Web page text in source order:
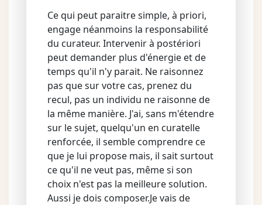
Ce qui peut paraitre simple, à priori,
engage néanmoins la responsabilité
du curateur. Intervenir à postériori
peut demander plus d'énergie et de
temps qu'il n'y parait. Ne raisonnez
pas que sur votre cas, prenez du
recul, pas un individu ne raisonne de
la même manière. J'ai, sans m'étendre
sur le sujet, quelqu'un en curatelle
renforcée, il semble comprendre ce
que je lui propose mais, il sait surtout
ce qu'il ne veut pas, même si son
choix n'est pas la meilleure solution.
Aussi je dois composer.Je vais de